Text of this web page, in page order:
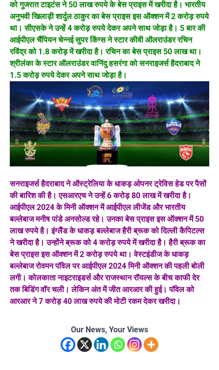
को गुजरात टाइटंस ने 50 लाख रुपये के बेस प्राइस में खरीदा है। भारतीय
अनुभवी खिलाड़ी शार्दुल ठाकुर का बेस प्राइस इस ऑक्शन में 2 करोड़ रुपये
था। सीएसके ने उन्हें 4 करोड़ रुपये देकर अपने साथ जोड़ा है। 5 बार की
आईपीएल चैंपियन चेन्नई सुपर किंग्स ने स्टार कीवी ऑलराउंडर रचिन
रविंद्र को 1.8 करोड़ में खरीदा है। रचिन का बेस प्राइस 50 लाख था।
श्रीलंका के स्टार ऑलराउंडर वानिंदु हसरंगा को सनराइजर्स हैदराबाद ने
1.5 करोड़ रुपये देकर अपने साथ जोड़ा है।
सनराइजर्स हैदराबाद ने ऑस्ट्रेलिया के धाकड़ ओपनर ट्रेविस हेड पर पैसों
की बारिश की है। एसआरएच ने उन्हें 6 करोड़ 80 लाख में खरीदा है।
आईपीएल 2024 के मिनी ऑक्शन में आईपीएल लीजेंड और भारतीय
बल्लेबाज मनीष पांडे अनसोल्ड रहे। उनका बेस प्राइस इस ऑक्शन में 50
लाख रुपये है। इंग्लैंड के धाकड़ बल्लेबाज हैरी ब्रूक को दिल्ली कैपिटल्स
ने खरीदा है। उन्होंने ब्रूक को 4 करोड़ रुपये में खरीदा है। हैरी ब्रूक का
बेस प्राइस इस ऑक्शन में 2 करोड़ रुपये था। वेस्टइंडीज के धाकड़
बल्लेबाज रोवमन पॉवेल पर आईपीएल 2024 मिनी ऑक्शन की पहली बोली
लगी। कोलकाता नाइटराइडर्स और राजस्थान रॉयल्स के बीच काफी देर
तक बिडिंग वॉर चली। लेकिन अंत में जीत आरआर की हुई। पॉवेल को
आरआर ने 7 करोड़ 40 लाख रुपये की मोटी रकम देकर खरीदा।
Our News, Your Views